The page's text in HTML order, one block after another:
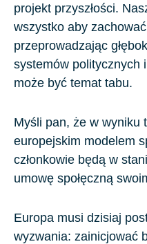
projekt przyszłości.
wszystko aby
przeprowadzając
systemów politycznych
może być temat tabu.
Myśli pan, że w wyniku
europejskim modelem
członkowie będą w
umowę społęczną
Europa musi dzisiaj
wyzwania: zainicjować